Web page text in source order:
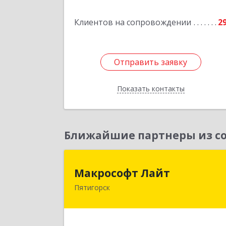
Клиентов на сопровождении
Отправить заявку
Показать контакты
Отправить заявку
Назад
Ближайшие партнеры из
Макрософт Лайт
Пятигорск
Макрософт Лайт
357501, Ставропольский край,